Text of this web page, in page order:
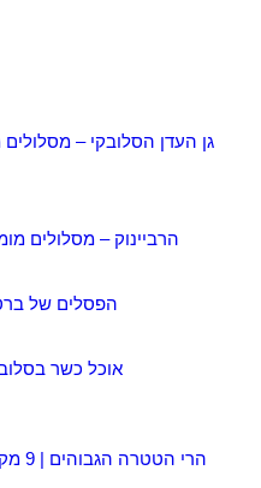
גן העדן הסלובקי –
הרביינוק – מסלולים
הפסלים של
אוכל כשר
הרי הטטרה הגבוהים | 9 מקומות מומלצים ב-2026...